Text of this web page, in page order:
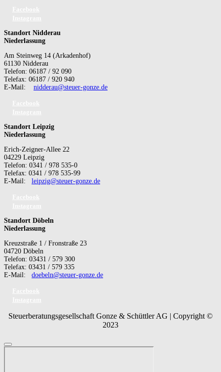
Standort Nidderau
Niederlassung
Am Steinweg 14 (Arkadenhof)
61130 Nidderau
Telefon: 06187 / 92 090
Telefax: 06187 / 920 940
E-Mail: nidderau@steuer-gonze.de
Standort Leipzig
Niederlassung
Erich-Zeigner-Allee 22
04229 Leipzig
Telefon: 0341 / 978 535-0
Telefax: 0341 / 978 535-99
E-Mail: leipzig@steuer-gonze.de
Standort Döbeln
Niederlassung
Kreuzstraße 1 / Fronstraße 23
04720 Döbeln
Telefon: 03431 / 579 300
Telefax: 03431 / 579 335
E-Mail: doebeln@steuer-gonze.de
Steuerberatungsgesellschaft Gonze & Schüttler AG | Copyright ©
2023